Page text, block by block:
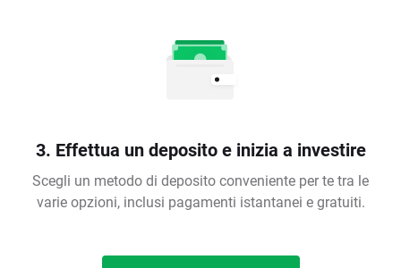
3. Effettua un deposito e inizia a investire
Scegli un metodo di deposito conveniente per te tra le
varie opzioni, inclusi pagamenti istantanei e gratuiti.